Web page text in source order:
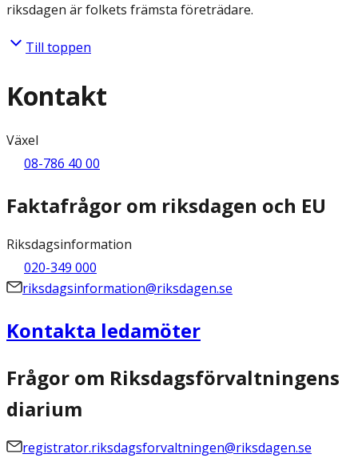
riksdagen är folkets främsta företrädare.
Till toppen
Kontakt
Växel
08-786 40 00
Faktafrågor om riksdagen och EU
Riksdagsinformation
020-349 000
riksdagsinformation@riksdagen.se
Kontakta ledamöter
Frågor om Riksdagsförvaltningens
diarium
registrator.riksdagsforvaltningen@riksdagen.se